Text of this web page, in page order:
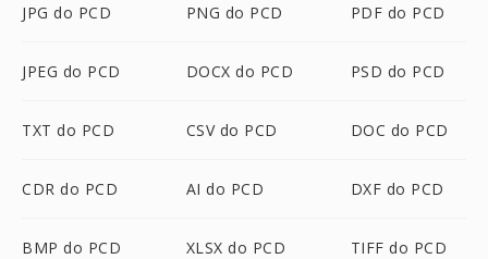
JPG do PCD PNG do PCD PDF do PCD
JPEG do PCD DOCX do PCD PSD do PCD
TXT do PCD CSV do PCD DOC do PCD
CDR do PCD AI do PCD DXF do PCD
BMP do PCD XLSX do PCD TIFF do PCD